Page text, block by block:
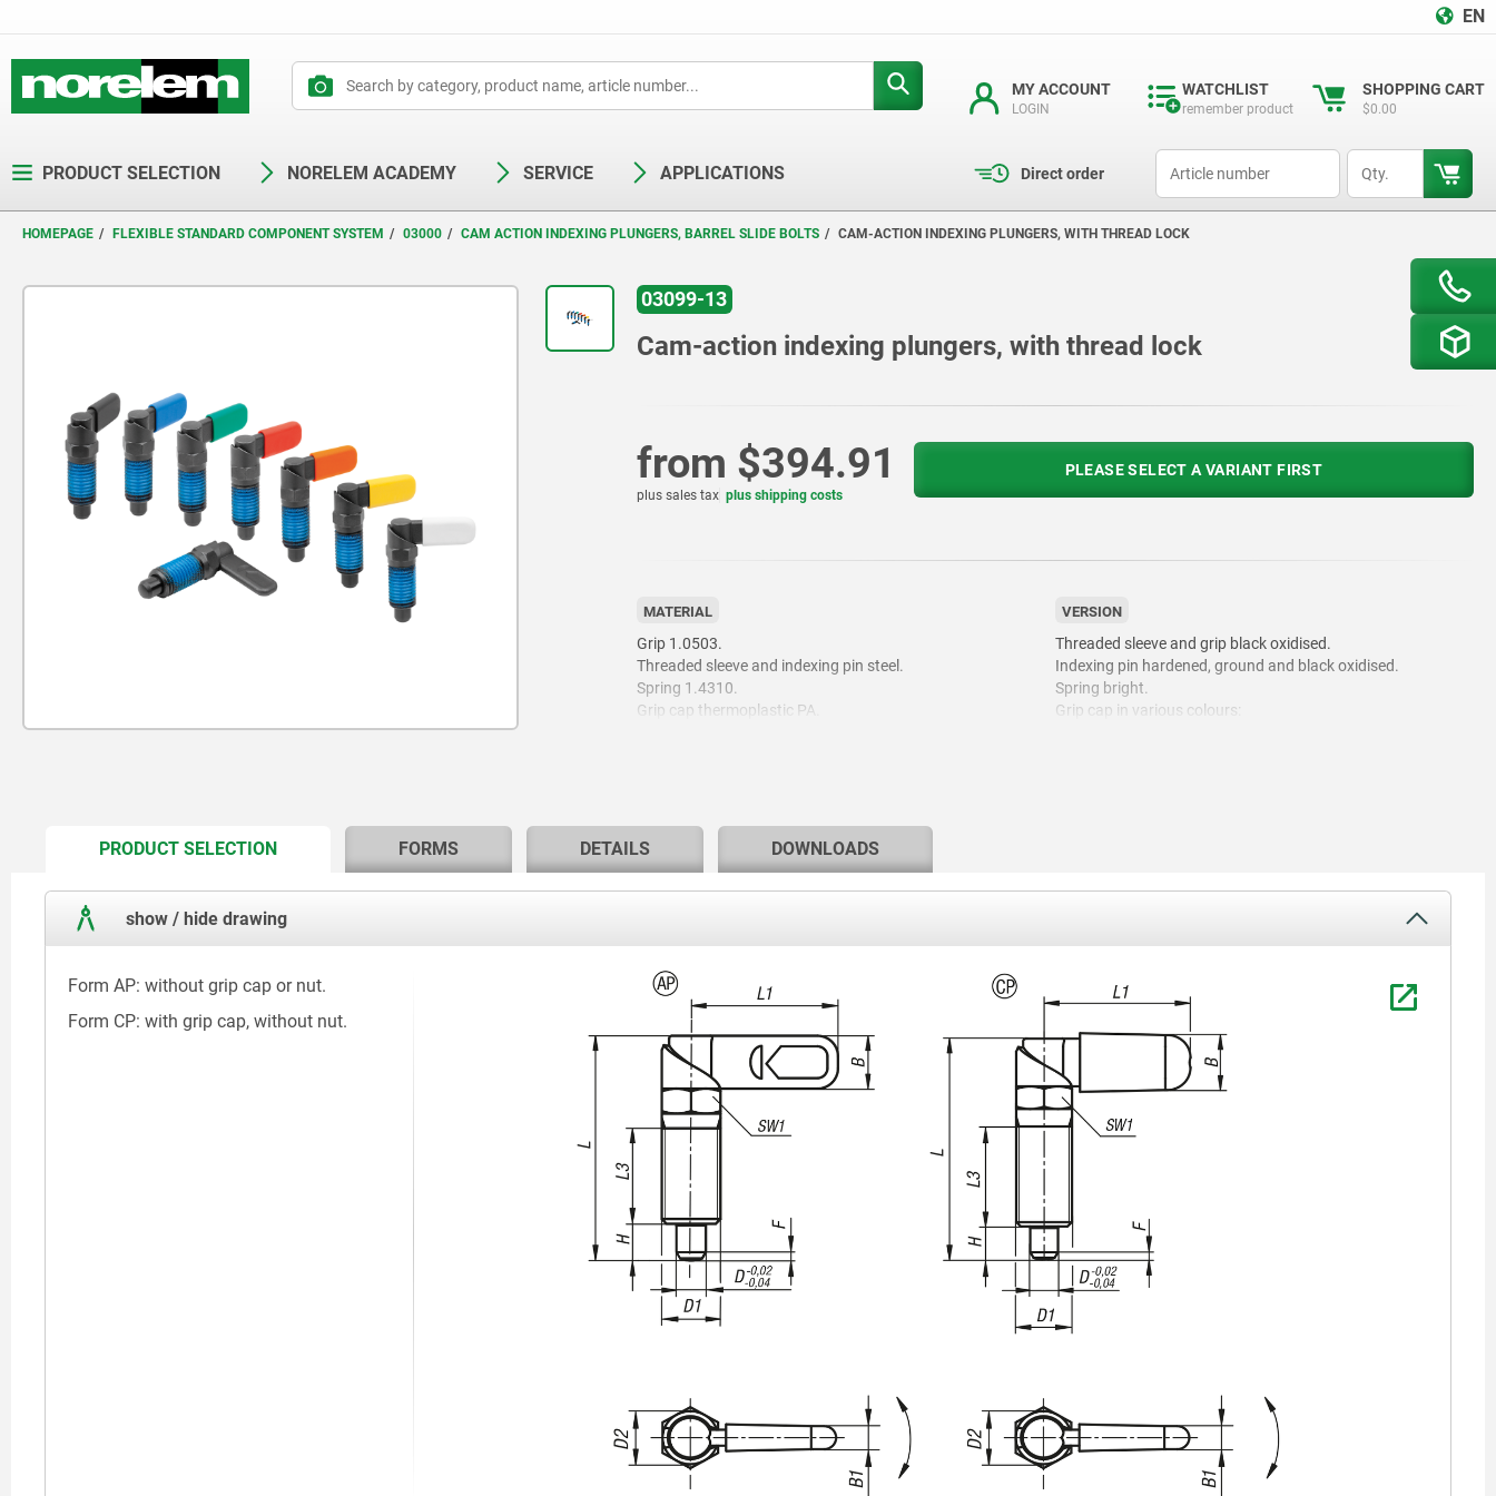
EN
MY ACCOUNT
LOGIN
WATCHLIST
remember product
SHOPPING CART
$0.00
PRODUCT SELECTION NORELEM ACADEMY SERVICE APPLICATIONS Direct order
HOMEPAGE FLEXIBLE STANDARD COMPONENT SYSTEM 03000 CAM ACTION INDEXING PLUNGERS, BARREL SLIDE BOLTS CAM-ACTION INDEXING PLUNGERS, WITH THREAD LOCK
03099-13
Cam-action indexing plungers, with thread lock
from $394.91
plus sales tax plus shipping costs
PLEASE SELECT A VARIANT FIRST
MATERIAL
Grip 1.0503.
Threaded sleeve and indexing pin steel.
Spring 1.4310.
Grip cap thermoplastic PA.
VERSION
Threaded sleeve and grip black oxidised.
Indexing pin hardened, ground and black oxidised.
Spring bright.
Grip cap in various colours:
PRODUCT SELECTIONCURRENT
FORMS DETAILS DOWNLOADS
show / hide drawing
Form AP: without grip cap or nut.
Form CP: with grip cap, without nut.